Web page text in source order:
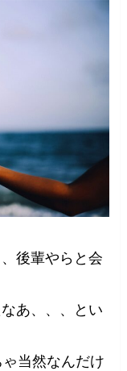
後輩やらと会
あ、、、とい
当然なんだけ